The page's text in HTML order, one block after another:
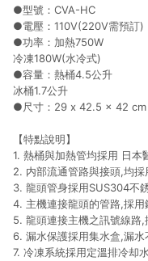
●型號：CVA-HC
●電壓：110V(220V需預訂)
●功率：加熱750W
冷凍180W(水冷式)
●容量：熱桶4.5公升
冰桶1.7公升
●尺寸：29 x 42.5 x 42 cm
【特點說明】
1. 熱桶與加熱管均採用 日本
2. 内部流通管路與接頭,均
3. 龍頭管身採用SUS304不
4. 主機連接龍頭的管路,採
5. 龍頭連接主機之訊號線路
6. 漏水保護採用集水盒,漏水
7. 冷凍系統採用定溫排冷却